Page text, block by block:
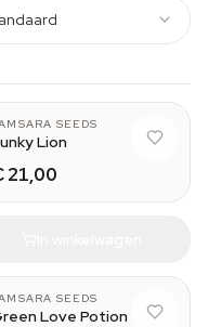
SEEDS
Lion
21,00
SEEDS
Love Potion